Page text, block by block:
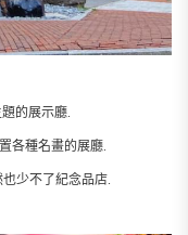
的展示廳.
各種名畫的展廳.
少不了紀念品店.